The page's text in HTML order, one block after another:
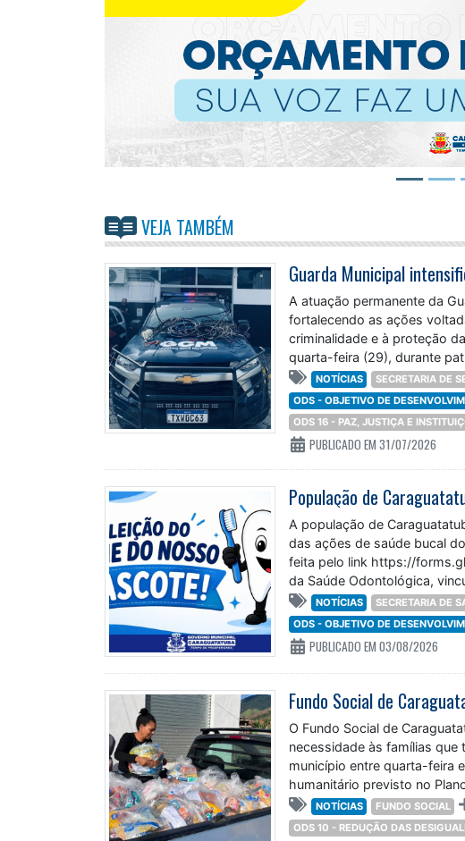
VEJA TAMBÉM
A atuação permanente da
fortalecendo as ações
criminalidade e à proteção
quarta-feira (29), durante
regiãoNOTÍCIAS
SECRETARIA DE
ODS - OBJETIVO DE
ODS 16 - PAZ, JUSTIÇA E
PUBLICADO EM 31/07/2026
População de
A população de
das ações de saúde bucal
feita pelo link https://
da Saúde Odontológica,
NOTÍCIAS
SECRETARIA DE
ODS - OBJETIVO DE
PUBLICADO EM 03/08/2026
O Fundo Social de
necessidade às famílias
município entre quarta-feira
humanitário previsto no
NOTÍCIAS FUNDO SOCIAL
ODS 10 - REDUÇÃO DAS